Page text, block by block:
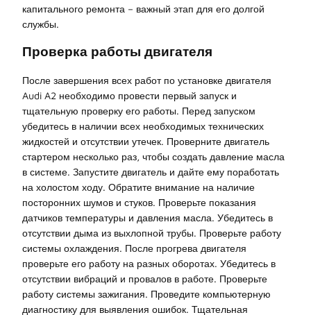
капитального ремонта – важный этап для его долгой
службы.
Проверка работы двигателя
После завершения всех работ по установке двигателя
Audi A2 необходимо провести первый запуск и
тщательную проверку его работы. Перед запуском
убедитесь в наличии всех необходимых технических
жидкостей и отсутствии утечек. Проверните двигатель
стартером несколько раз, чтобы создать давление масла
в системе. Запустите двигатель и дайте ему поработать
на холостом ходу. Обратите внимание на наличие
посторонних шумов и стуков. Проверьте показания
датчиков температуры и давления масла. Убедитесь в
отсутствии дыма из выхлопной трубы. Проверьте работу
системы охлаждения. После прогрева двигателя
проверьте его работу на разных оборотах. Убедитесь в
отсутствии вибраций и провалов в работе. Проверьте
работу системы зажигания. Проведите компьютерную
диагностику для выявления ошибок. Тщательная